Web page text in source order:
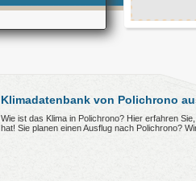
Klimadatenbank von Polichrono
Wie ist das Klima in Polichrono? Hier erfahren
hat! Sie planen einen Ausflug nach Polichrono?